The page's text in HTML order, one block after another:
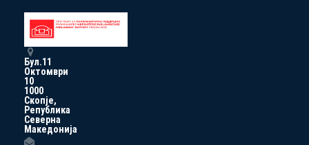
Бул.11
Октомври
10
1000
Скопје,
Република
Северна
Македонија